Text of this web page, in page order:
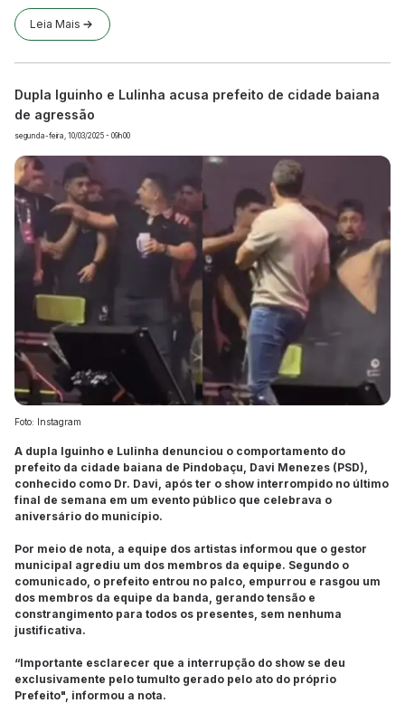
Leia Mais
Dupla Iguinho e Lulinha acusa prefeito de cidade baiana
de agressão
segunda-feira, 10/03/2025 - 09h00
Foto: Instagram
A dupla Iguinho e Lulinha denunciou o comportamento do
prefeito da cidade baiana de Pindobaçu, Davi Menezes (PSD),
conhecido como Dr. Davi, após ter o show interrompido no último
final de semana em um evento público que celebrava o
aniversário do município.
Por meio de nota, a equipe dos artistas informou que o gestor
municipal agrediu um dos membros da equipe. Segundo o
comunicado, o prefeito entrou no palco, empurrou e rasgou um
dos membros da equipe da banda, gerando tensão e
constrangimento para todos os presentes, sem nenhuma
justificativa.
“Importante esclarecer que a interrupção do show se deu
exclusivamente pelo tumulto gerado pelo ato do próprio
Prefeito", informou a nota.